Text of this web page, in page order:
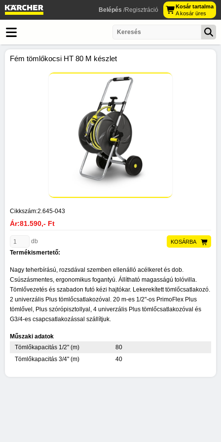
Belépés /Regisztráció
Kosár tartalma
A kosár üres
Fém tömlőkocsi HT 80 M készlet
Cikkszám:2.645-043
Ár:81.590,- Ft
KOSÁRBA
db
Termékismertető:
Nagy teherbírású, rozsdával szemben ellenálló acélkeret és dob.
Csúszásmentes, ergonomikus fogantyú. Állítható magasságú tolóvilla.
Tömlővezetés és szabadon futó kézi hajtókar. Lekerekített tömlőcsatlakozó.
2 univerzális Plus tömlőcsatlakozóval. 20 m-es 1/2"-os PrimoFlex Plus
tömlővel, Plus szórópisztollyal, 4 univerzális Plus tömlőcsatlakozóval és
G3/4-es csapcsatlakozással szállítjuk.
Műszaki adatok
Tömlőkapacitás 1/2" (m)
80
Tömlőkapacitás 3/4" (m)
40